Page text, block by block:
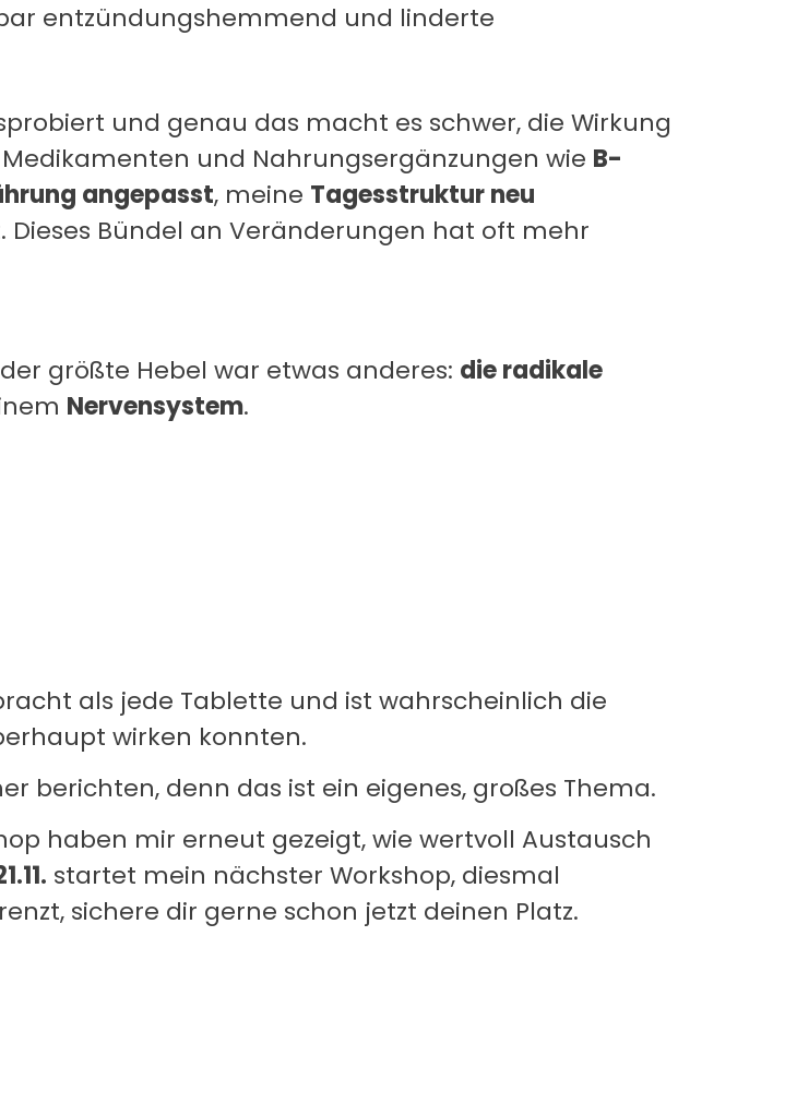
entzündungshemmend und linderte
und genau das macht es schwer, die Wirkung
und Nahrungsergänzungen wie B-
angepasst, meine Tagesstruktur neu
Dieses Bündel an Veränderungen hat oft mehr
größte Hebel war etwas anderes: die radikale
Nervensystem.
als jede Tablette und ist wahrscheinlich die
wirken konnten.
berichten, denn das ist ein eigenes, großes Thema.
haben mir erneut gezeigt, wie wertvoll Austausch
startet mein nächster Workshop, diesmal
sichere dir gerne schon jetzt deinen Platz.